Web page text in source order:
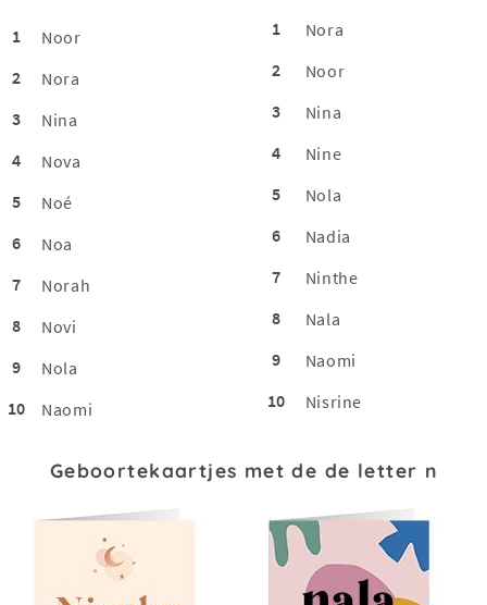
1
Noor
2
Nora
3
Nina
4
Nova
5
Noé
6
Noa
7
Norah
8
Novi
9
Nola
10
Naomi
1
Nora
2
Noor
3
Nina
4
Nine
5
Nola
6
Nadia
7
Ninthe
8
Nala
9
Naomi
10
Nisrine
Geboortekaartjes met de de letter n